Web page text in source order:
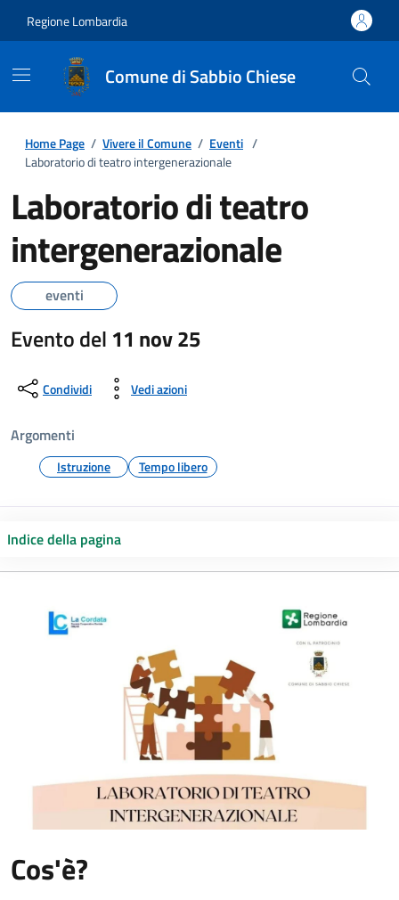
Regione Lombardia
Comune di Sabbio Chiese
Home Page / Vivere il Comune / Eventi /
Laboratorio di teatro intergenerazionale
Laboratorio di teatro
intergenerazionale
eventi
Evento del 11 nov 25
Condividi Vedi azioni
Argomenti
Istruzione Tempo libero
Indice della pagina
Cos'è?